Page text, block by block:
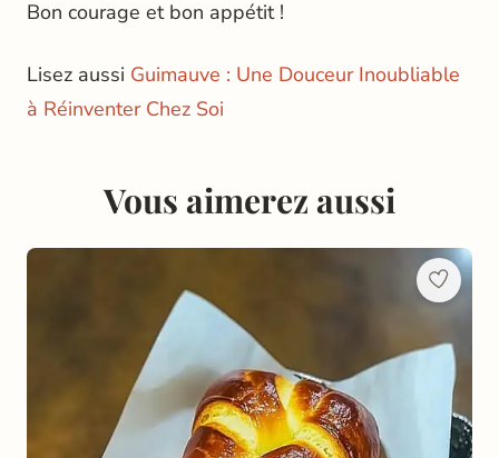
Bon courage et bon appétit !
Lisez aussi Guimauve : Une Douceur Inoubliable
à Réinventer Chez Soi
Vous aimerez aussi